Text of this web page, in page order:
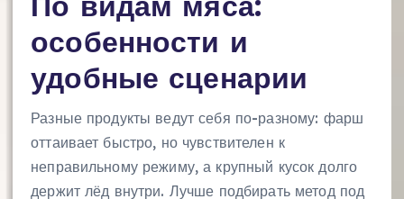
особенности и
удобные сценарии
Разные продукты ведут себя по-разному: фарш
оттаивает быстро, но чувствителен к
неправильному режиму, а крупный кусок долго
держит лёд внутри. Лучше подбирать метод под